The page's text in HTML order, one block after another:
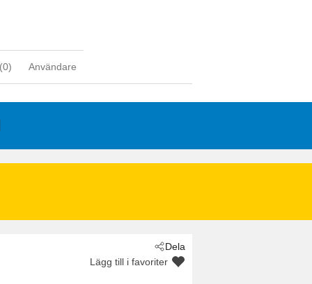
0) Användare
Dela
Lägg till i favoriter